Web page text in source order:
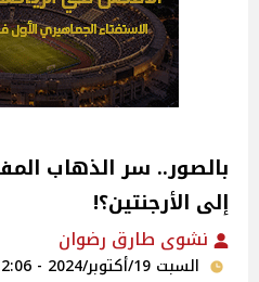
بالصور.. سر الذهاب
إلى الأرجنتين؟!
نشوى طارق رضوان
السبت 19/أكتوبر/2024 - 12:06 م